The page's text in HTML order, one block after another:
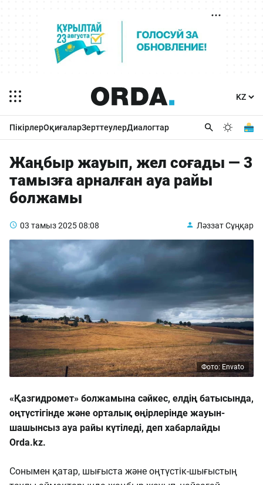
ПікірлерОқиғаларЗерттеулерДиалогтар
Жаңбыр жауып, жел соғады — 3
тамызға арналған ауа райы
болжамы
03 тамыз 202508:08 Ләззат Сұңқар
Фото: Envato
«Қазгидромет» болжамына сәйкес, елдің батысында,
оңтүстігінде және орталық өңірлерінде жауын-
шашынсыз ауа райы күтіледі, деп хабарлайды
Orda.kz.
Сонымен қатар, шығыста және оңтүстік-шығыстың